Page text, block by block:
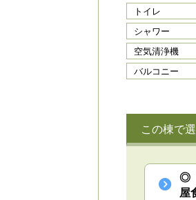
トイレ
シャワー
空気清浄機
バルコニー
この棟で
◎
屋